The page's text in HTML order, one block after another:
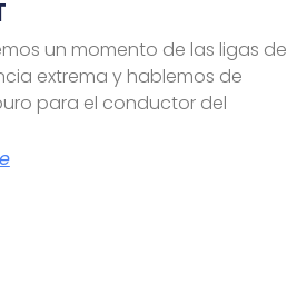
un momento de las ligas de
extrema y hablemos de
para el conductor del